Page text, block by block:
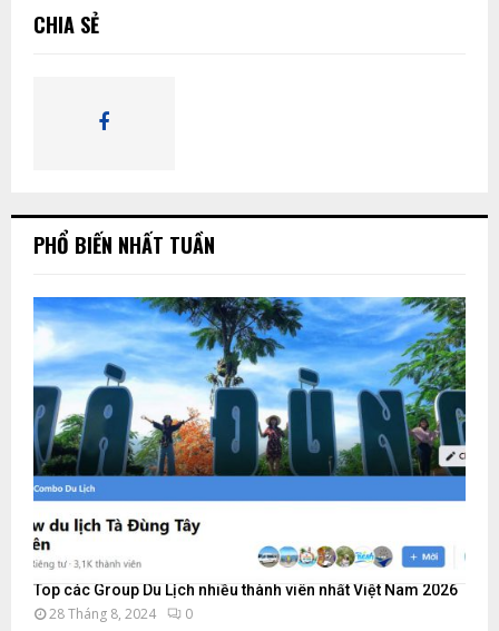
ế
CHIA SẺ
PHỔ BIẾN NHẤT TUẦN
Top các Group Du Lịch nhiều thành viên nhất Việt Nam 2026
28 Tháng 8, 2024 0